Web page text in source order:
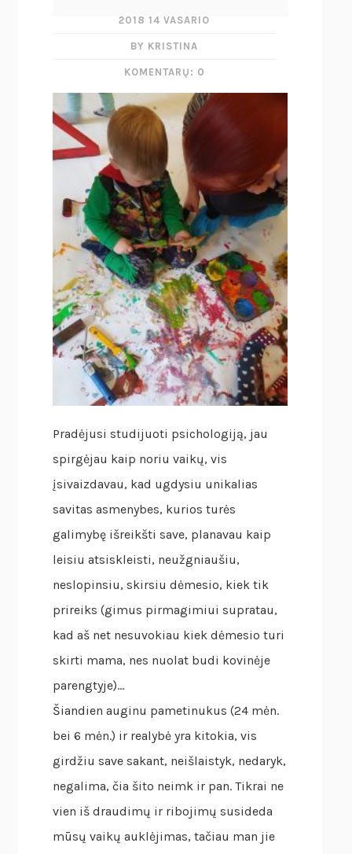
2018 14 VASARIO
BY KRISTINA
KOMENTARŲ: 0
Pradėjusi studijuoti psichologiją, jau
spirgėjau kaip noriu vaikų, vis
įsivaizdavau, kad ugdysiu unikalias
savitas asmenybes, kurios turės
galimybę išreikšti save, planavau kaip
leisiu atsiskleisti, neužgniaušiu,
neslopinsiu, skirsiu dėmesio, kiek tik
prireiks (gimus pirmagimiui supratau,
kad aš net nesuvokiau kiek dėmesio turi
skirti mama, nes nuolat budi kovinėje
parengtyje)…
Šiandien auginu pametinukus (24 mėn.
bei 6 mėn.) ir realybė yra kitokia, vis
girdžiu save sakant, neišlaistyk, nedaryk,
negalima, čia šito neimk ir pan. Tikrai ne
vien iš draudimų ir ribojimų susideda
mūsų vaikų auklėjimas, tačiau man jie